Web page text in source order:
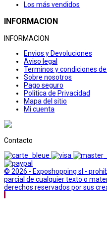
Los más vendidos
INFORMACION
INFORMACION
Envios y Devoluciones
Aviso legal
Terminos y condiciones
Sobre nosotros
Pago seguro
Politica de Privacidad
Mapa del sitio
Mi cuenta
Contacto
© 2026 - Exposhopping sl -
parcial de cualquier texto o
derechos reservados por sus